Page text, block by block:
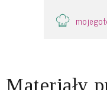
Materiały